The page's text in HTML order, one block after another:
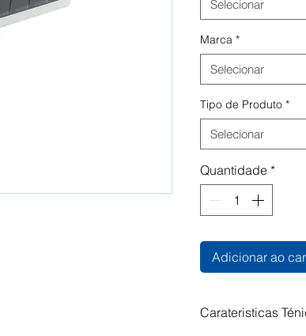
Selecionar
Marca *
Selecionar
Tipo de Produto *
Selecionar
Quantidade *
Adicionar ao
Carateristicas